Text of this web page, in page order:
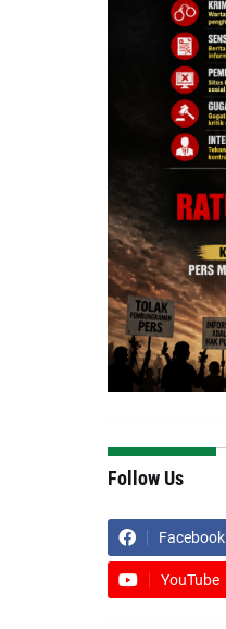
Follow Us
Facebook
YouTube